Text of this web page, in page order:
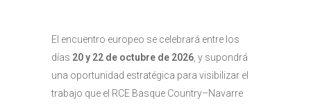
El encuentro europeo se celebrará entre los
días 20 y 22 de octubre de 2026 , y supondrá
una oportunidad estratégica para visibilizar el
trabajo que el RCE Basque Country–Navarre